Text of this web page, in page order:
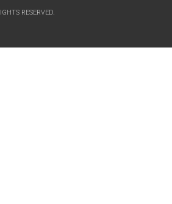
RESERVED.